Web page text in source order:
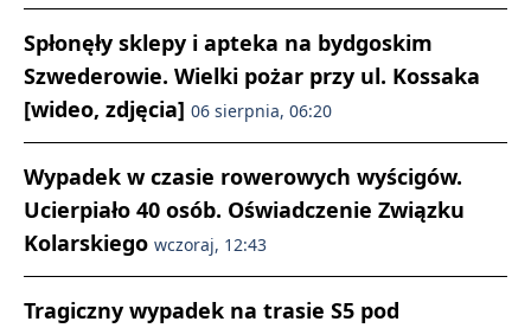
Spłonęły sklepy i apteka na bydgoskim
Szwederowie. Wielki pożar przy ul. Kossaka
[wideo, zdjęcia] 06 sierpnia, 06:20
Wypadek w czasie rowerowych wyścigów.
Ucierpiało 40 osób. Oświadczenie Związku
Kolarskiego wczoraj, 12:43
Tragiczny wypadek na trasie S5 pod